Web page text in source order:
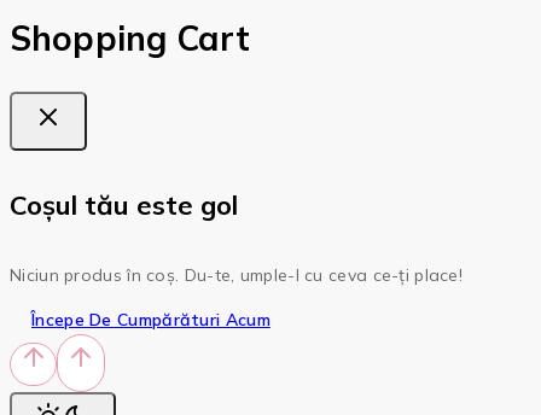
Shopping Cart
Coșul tău este gol
Niciun produs în coș. Du-te, umple-l cu ceva ce-ți place!
Începe De Cumpărături Acum